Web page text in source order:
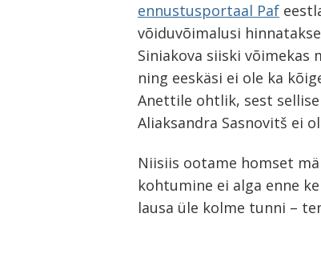
ennustusportaal Paf
võiduvõimalusi
Siniakova siiski võimekas
ning eeskäsi ei ole ka
Anettile ohtlik, sest
Aliaksandra Sasnovitš ei
Niisiis ootame homset
kohtumine ei alga enne
lausa üle kolme tunni –